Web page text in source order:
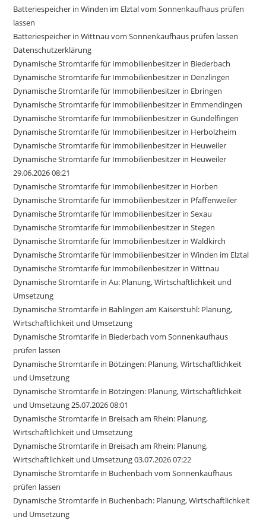
Batteriespeicher in Winden im Elztal vom Sonnenkaufhaus prüfen
lassen
Batteriespeicher in Wittnau vom Sonnenkaufhaus prüfen lassen
Datenschutzerklärung
Dynamische Stromtarife für Immobilienbesitzer in Biederbach
Dynamische Stromtarife für Immobilienbesitzer in Denzlingen
Dynamische Stromtarife für Immobilienbesitzer in Ebringen
Dynamische Stromtarife für Immobilienbesitzer in Emmendingen
Dynamische Stromtarife für Immobilienbesitzer in Gundelfingen
Dynamische Stromtarife für Immobilienbesitzer in Herbolzheim
Dynamische Stromtarife für Immobilienbesitzer in Heuweiler
Dynamische Stromtarife für Immobilienbesitzer in Heuweiler
29.06.2026 08:21
Dynamische Stromtarife für Immobilienbesitzer in Horben
Dynamische Stromtarife für Immobilienbesitzer in Pfaffenweiler
Dynamische Stromtarife für Immobilienbesitzer in Sexau
Dynamische Stromtarife für Immobilienbesitzer in Stegen
Dynamische Stromtarife für Immobilienbesitzer in Waldkirch
Dynamische Stromtarife für Immobilienbesitzer in Winden im Elztal
Dynamische Stromtarife für Immobilienbesitzer in Wittnau
Dynamische Stromtarife in Au: Planung, Wirtschaftlichkeit und
Umsetzung
Dynamische Stromtarife in Bahlingen am Kaiserstuhl: Planung,
Wirtschaftlichkeit und Umsetzung
Dynamische Stromtarife in Biederbach vom Sonnenkaufhaus
prüfen lassen
Dynamische Stromtarife in Bötzingen: Planung, Wirtschaftlichkeit
und Umsetzung
Dynamische Stromtarife in Bötzingen: Planung, Wirtschaftlichkeit
und Umsetzung 25.07.2026 08:01
Dynamische Stromtarife in Breisach am Rhein: Planung,
Wirtschaftlichkeit und Umsetzung
Dynamische Stromtarife in Breisach am Rhein: Planung,
Wirtschaftlichkeit und Umsetzung 03.07.2026 07:22
Dynamische Stromtarife in Buchenbach vom Sonnenkaufhaus
prüfen lassen
Dynamische Stromtarife in Buchenbach: Planung, Wirtschaftlichkeit
und Umsetzung